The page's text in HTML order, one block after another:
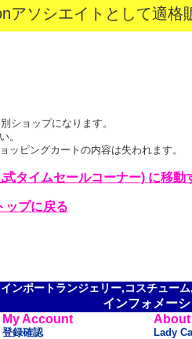
アソシエイトとして適格
ショップになります。
。
ッピングカートの内容は失われます。
タイムセールコーナー) に移動
ップに戻る
ンポートランジェリー,コスチュー
インフォメー
My Account
登録確認
About
Lady